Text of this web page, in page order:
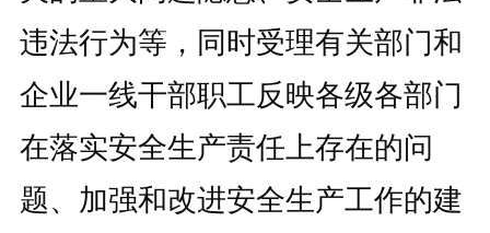
违法行为等，同时受理有关部门和
企业一线干部职工反映各级各部门
在落实安全生产责任上存在的问
题、加强和改进安全生产工作的建